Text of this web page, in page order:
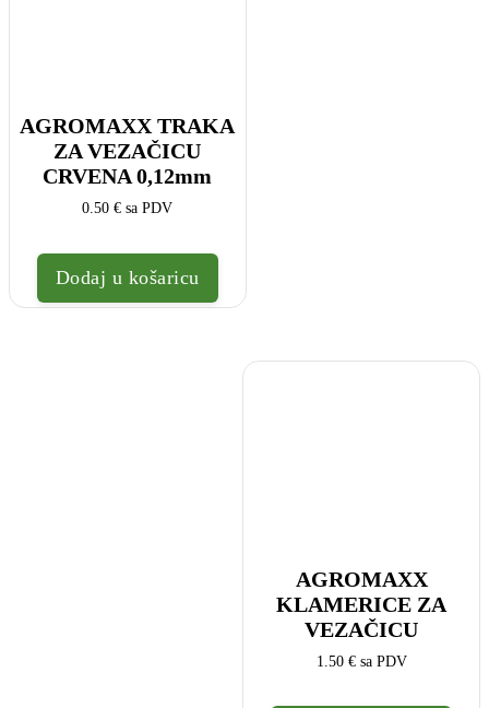
AGROMAXX TRAKA
ZA VEZAČICU
CRVENA 0,12mm
0.50€ sa PDV
Dodaj u košaricu
AGROMAXX
KLAMERICE ZA
VEZAČICU
1.50 € sa PDV